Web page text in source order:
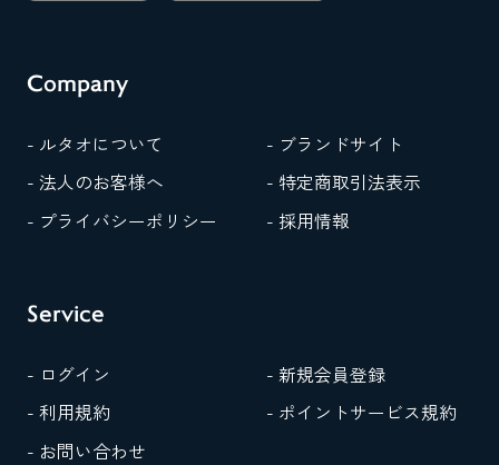
Company
- ルタオについて
- ブランドサイト
- 法人のお客様へ
- 特定商取引法表示
- プライバシーポリシー
- 採用情報
Service
- ログイン
- 新規会員登録
- 利用規約
- ポイントサービス規約
- お問い合わせ